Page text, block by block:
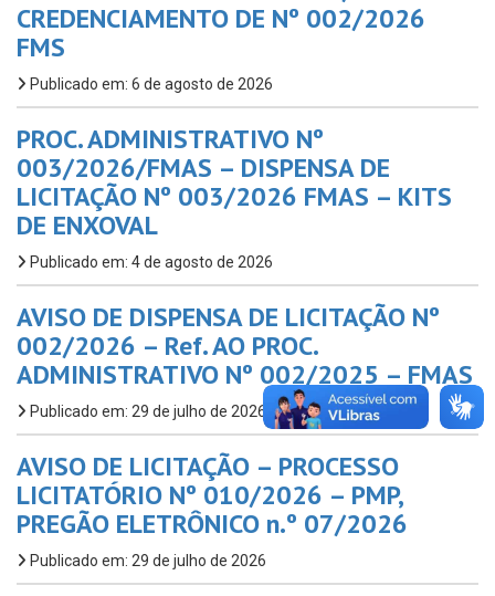
CREDENCIAMENTO DE Nº 002/2026
FMS
Publicado em: 6 de agosto de 2026
PROC. ADMINISTRATIVO Nº
003/2026/FMAS – DISPENSA DE
LICITAÇÃO Nº 003/2026 FMAS – KITS
DE ENXOVAL
Publicado em: 4 de agosto de 2026
AVISO DE DISPENSA DE LICITAÇÃO Nº
002/2026 – Ref. AO PROC.
ADMINISTRATIVO Nº 002/2025 – FMAS
Publicado em: 29 de julho de 2026
AVISO DE LICITAÇÃO – PROCESSO
LICITATÓRIO Nº 010/2026 – PMP,
PREGÃO ELETRÔNICO n.º 07/2026
Publicado em: 29 de julho de 2026